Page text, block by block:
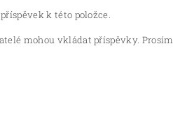
k této položce.
mohou vkládat příspěvky. Prosím